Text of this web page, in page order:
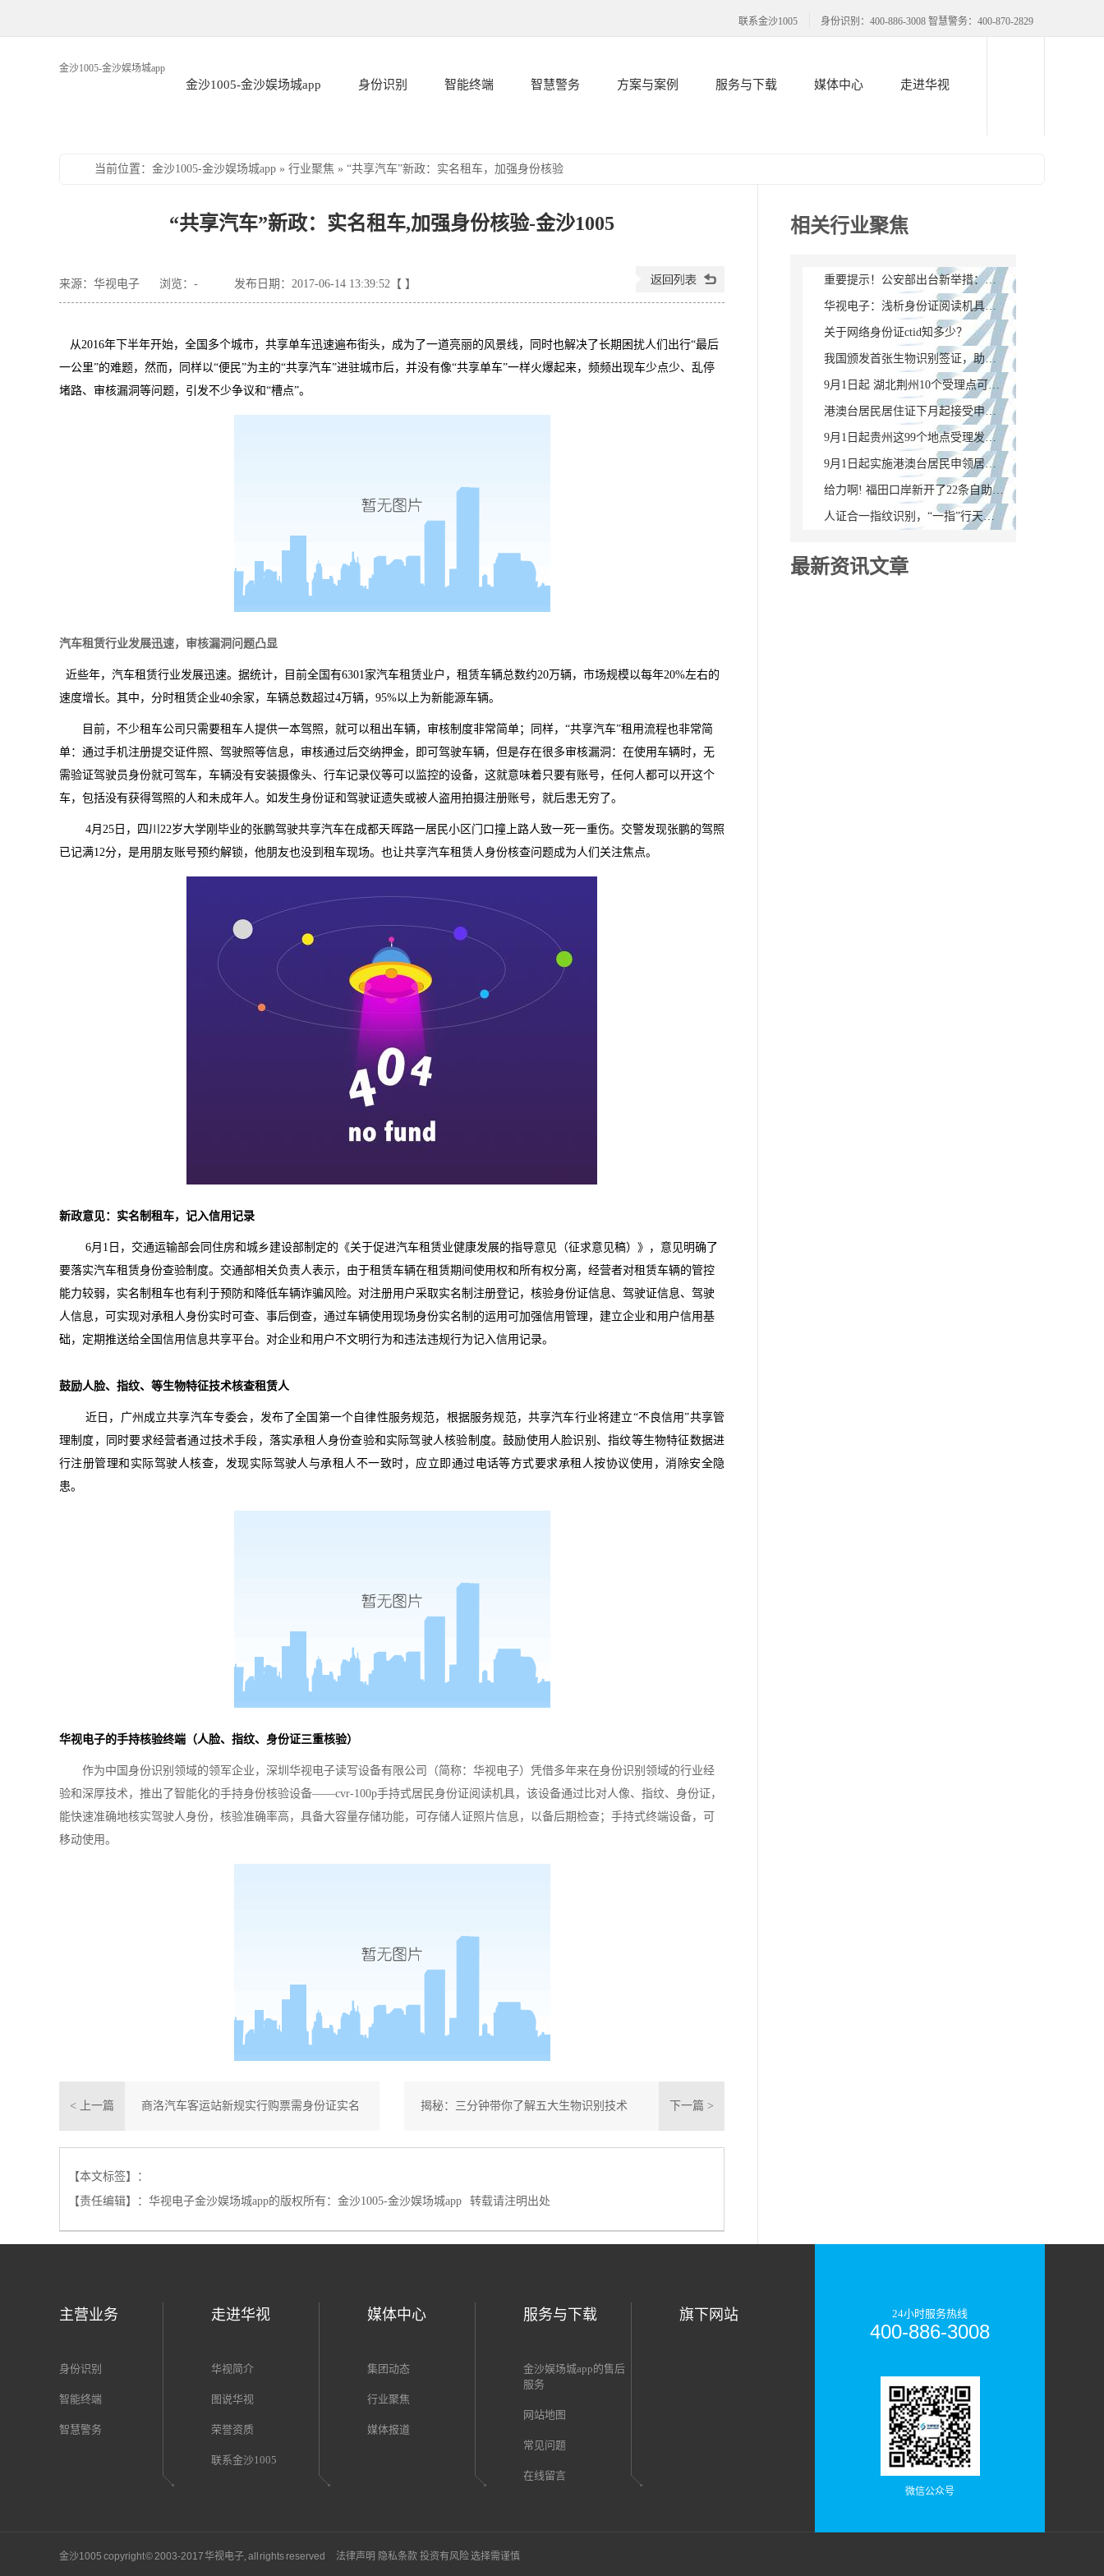
联系金沙1005 身份识别：400-886-3008 智慧警务：400-870-2829
金沙1005-金沙娱场城app
金沙1005-金沙娱场城app 身份识别 智能终端 智慧警务 方案与案例 服务与下载 媒体中心 走进华视
当前位置 ： 金沙1005-金沙娱场城app » 行业聚焦 » “共享汽车”新政：实名租车，加强身份核验
“共享汽车”新政：实名租车,加强身份核验-金沙1005
来源：华视电子 浏览： - 发布日期：2017-06-14 13:39:52【 】
从2016年下半年开始，全国多个城市，共享单车迅速遍布街头，成为了一道亮丽的风景线，同时也解决了长期困扰人们出行“最后
一公里”的难题，然而，同样以“便民”为主的“共享汽车”进驻城市后，并没有像“共享单车”一样火爆起来，频频出现车少点少、乱停
堵路、审核漏洞等问题，引发不少争议和“槽点”。
汽车租赁行业发展迅速，审核漏洞问题凸显
近些年，汽车租赁行业发展迅速。据统计，目前全国有6301家汽车租赁业户，租赁车辆总数约20万辆，市场规模以每年20%左右的
速度增长。其中，分时租赁企业40余家，车辆总数超过4万辆， 95%以上为新能源车辆。
目前，不少租车公司只需要租车人提供一本驾照， 就可以租出车辆，审核制度非常简单；同样，“共享汽车”租用流程也非常简
单：通过手机注册提交证件照、驾驶照等信息，审核通过后交纳押金，即可驾驶车辆，但是存在很多审核漏洞：在使用车辆时，无
需验证驾驶员身份就可驾车，车辆没有安装摄像头、行车记录仪等可以监控的设备，这就意味着只要有账号，任何人都可以开这个
车，包括没有获得驾照的人和未成年人。如发生身份证和驾驶证遗失或被人盗用拍摄注册账号，就后患无穷了。
4月25 日，四川22岁大学刚毕业的张鹏驾驶共享汽车在成都天晖路一居民小区门口撞上路人致一死一重伤。交警发现张鹏的驾照
已记满12分，是用朋友账号预约解锁，他朋友也没到租车现场。也让共享汽车租赁人身份核查问题成为人们关注焦点。
新政意见：实名制租车，记入信用记录
6月 1 日，交通运输部会同住房和城乡建设部制定的《关于促进汽车租赁业健康发展的指导意见（征求意见稿）》，意见明确了
要落实汽车租赁身份查验制度。交通部相关负责人表示，由于租赁车辆在租赁期间使用权和所有权分离，经营者对租赁车辆的管控
能力较弱，实名制租车也有利于预防和降低车辆诈骗风险。对注册用户采取实名制注册登记，核验身份证信息、驾驶证信息、驾驶
人信息，可实现对承租人身份实时可查、事后倒查，通过车辆使用现场身份实名制的运用可加强信用管理，建立企业和用户信用基
础 ，定期推送给全国信用信息共享平台。对企业和用户不文明行为和违法违规行为记入信用记录。
鼓励人脸、指纹、等生物特征技术核查租赁人
近日，广州成立共享汽车专委会，发布了全国第一个自律性服务规范，根据服务规范，共享汽车行业将建立“不良信用”共享管
理制度，同时要求经营者通过技术手段，落实承租人身份查验和实际驾驶人核验制度。鼓励使用人脸识别、指纹等生物特征数据进
行注册管理和实际驾驶人核查，发现实际驾驶人与承租人不一致时，应立即通过电话等方式要求承租人按协议使用，消除安全隐
患。
华视电子的手持核验终端（人脸、指纹、身份证三重核验）
作为中国身份识别领域的领军企业，深圳华视电子读写设备有限公司（简称：华视电子）凭借多年来在身份识别领域的行业经
验和深厚技术，推出了智能化的手持身份核验设备——cvr-100p手持式居民身份证阅读机具，该设备通过比对人像、指纹、身份证，
能快速准确地核实驾驶人身份，核验准确率高，具备大容量存储功能，可存储人证照片信息，以备后期检查；手持式终端设备，可
移动使用。
< 上一篇 商洛汽车客运站新规实行购票需身份证实名 下一篇 >
揭秘：三分钟带你了解五大生物识别技术
【本文标签】：
【责任编辑】： 华视电子金沙娱场城app的版权所有： 金沙1005-金沙娱场城app 转载请注明出处
相关行业聚焦
重要提示！公安部出台新举措：身份证失效了可以这样补救
华视电子：浅析身份证阅读机具基本构成及工作原理
关于网络身份证ctid知多少？
我国颁发首张生物识别签证，助力构建信息时代
9月1日起 湖北荆州10个受理点可办理港澳台居民居住证
港澳台居民居住证下月起接受申领 福建省1217个公安户籍办理窗口设受理点
9月1日起贵州这99个地点受理发放港澳台居民居住证（附申领教程）
9月1日起实施港澳台居民申领居住证新政，广东386个受理点公布！
给力啊! 福田口岸新开了22条自助通道，附港澳通行证签注地址大全
人证合一指纹识别，“一指”行天下不是梦！
最新资讯文章
主营业务
身份识别
智能终端
智慧警务
走进华视
华视简介
图说华视
荣誉资质
联系金沙1005
媒体中心
集团动态
行业聚焦
媒体报道
服务与下载
金沙娱场城app的售后
服务
网站地图
常见问题
在线留言
旗下网站 24小时服务热线
400-886-3008
微信公众号
金沙1005 copyright © 2003-2017华视电子, all rights reserved 法律声明 隐私条款 投资有风险 选择需谨慎